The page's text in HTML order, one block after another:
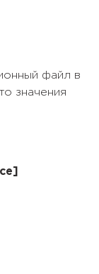
файл в
значения